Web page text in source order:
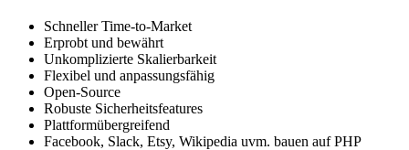
Schneller Time-to-Market
Erprobt und bewährt
Unkomplizierte Skalierbarkeit
Flexibel und anpassungsfähig
Open-Source
Robuste Sicherheitsfeatures
Plattformübergreifend
Facebook, Slack, Etsy, Wikipedia uvm. bauen auf PHP